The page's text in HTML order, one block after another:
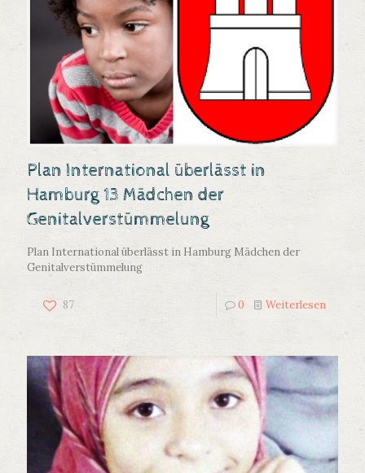
Plan International überlässt in
Hamburg 13 Mädchen der
Genitalverstümmelung
Plan International überlässt in Hamburg Mädchen der
Genitalverstümmelung
87 0 Weiterlesen